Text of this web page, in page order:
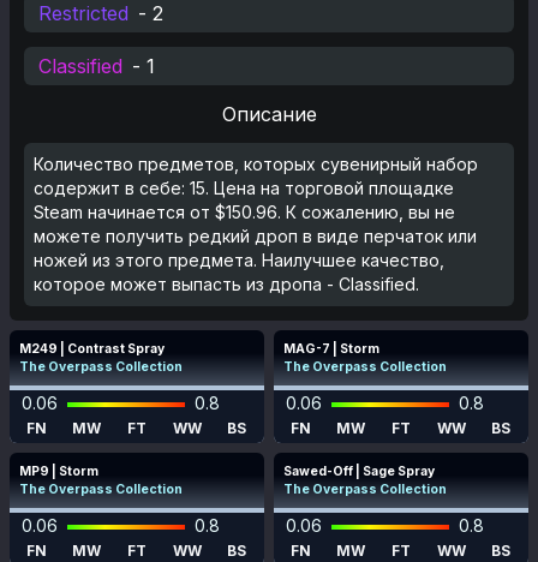
Restricted - 2
Classified - 1
Описание
Количество предметов, которых сувенирный набор
содержит в себе: 15. Цена на торговой площадке
Steam начинается от $150.96. К сожалению, вы не
можете получить редкий дроп в виде перчаток или
ножей из этого предмета. Наилучшее качество,
которое может выпасть из дропа - Classified.
M249 | Contrast Spray
The Overpass Collection
0.06 0.8
FN MW FT WW BS
MAG-7 | Storm
The Overpass Collection
0.06 0.8
FN MW FT WW BS
MP9 | Storm
The Overpass Collection
0.06 0.8
FN MW FT WW BS
Sawed-Off | Sage Spray
The Overpass Collection
0.06 0.8
FN MW FT WW BS